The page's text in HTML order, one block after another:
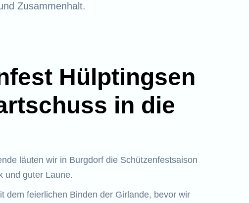
Zusammenhalt.
Hülptingsen
in die
läuten wir in Burgdorf die Schützenfestsaison
und guter Laune.
dem feierlichen Binden der Girlande, bevor wir